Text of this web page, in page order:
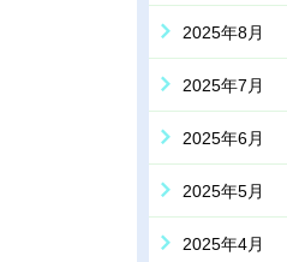
2025年8月
2025年7月
2025年6月
2025年5月
2025年4月